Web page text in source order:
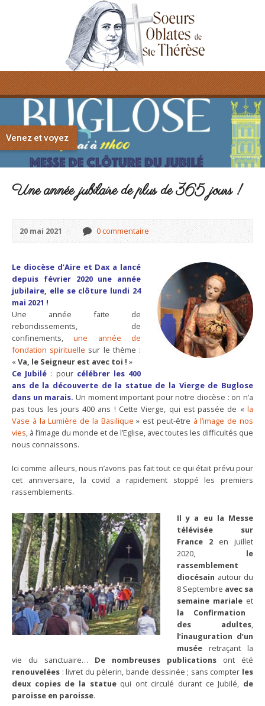
Venez et voyez
Une année jubilaire de plus de 365 jours !
20 mai 2021 0 commentaire
Le diocèse d’Aire et Dax a lancé
depuis février 2020 une année
jubilaire, elle se clôture lundi 24
mai 2021 !
Une année faite de
rebondissements, de
confinements,une année de
fondation spirituelle sur le thème :
«Va, le Seigneur est avec toi ! »
Ce Jubilé : pour célébrer les 400
ans de la découverte de la statue de la Vierge de Buglose
dans un marais. Un moment important pour notre diocèse : on n’a
pas tous les jours 400 ans ! Cette Vierge, qui est passée de « la
Vase à la Lumière de la Basilique» est peut-être à l’image de nos
vies, à l’image du monde et de l’Eglise, avec toutes les difficultés que
nous connaissons.
Ici comme ailleurs, nous n’avons pas fait tout ce qui était prévu pour
cet anniversaire, la covid a rapidement stoppé les premiers
rassemblements.
Il y a eu la Messe
télévisée sur
France 2 en juillet
2020, le
rassemblement
diocésain autour du
8 Septembre avec sa
semaine mariale et
la Confirmation
des adultes,
l’inauguration d’un
musée retraçant la
vie du sanctuaire… De nombreuses publications ont été
renouvelées : livret du pèlerin, bande dessinée ; sans compter les
deux copies de la statuequi ont circulé durant ce Jubilé, de
paroisse en paroisse.